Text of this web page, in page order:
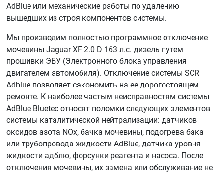
AdBlue или механические работы по удалению
вышедших из строя компонентов системы.
Мы производим полностью программное отключение
мочевины Jaguar XF 2.0 D 163 л.с. дизель путем
прошивки ЭБУ (Электронного блока управления
двигателем автомобиля). Отключение системы SCR
Adblue позволяет сэкономить на ее дорогостоящем
ремонте. К наиболее частым неисправностям системы
AdBlue Bluetec относят поломки следующих элементов
системы каталитической нейтрализации: датчиков
оксидов азота NOx, бачка мочевины, подогрева бака
или трубопровода жидкости AdBlue, датчика уровня
жидкости адблю, форсунки реагента и насоса. После
отключения мочевины, их замена или обслуживание не